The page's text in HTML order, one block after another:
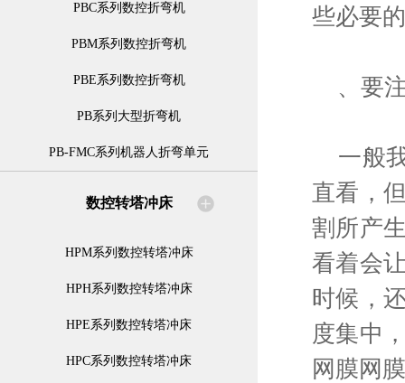
PBC系列数控折弯机
PBM系列数控折弯机
PBE系列数控折弯机
PB系列大型折弯机
PB-FMC系列机器人折弯单元
数控转塔冲床
HPM系列数控转塔冲床
HPH系列数控转塔冲床
HPE系列数控转塔冲床
HPC系列数控转塔冲床
些必要
、要
一般我
直看，
割所产
看着会
时候，
度集中
网膜网